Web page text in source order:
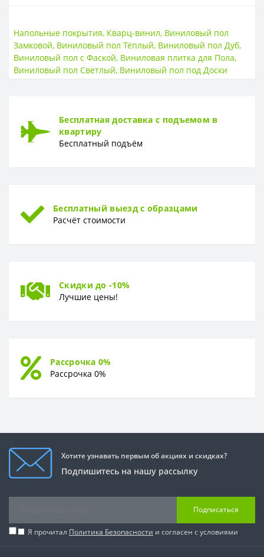
Класс износостойкости 33 класс
ТИП
Тип
ФОРМА
Напольные покрытия, Кварц-винил, Виниловый пол
Замковой, Виниловый пол Тёплый, Виниловый пол Дуб,
Виниловый пол с Фаской, Виниловая плитка для Пола,
Виниловый пол Светлый, Виниловый пол под Доски
Бесплатная доставка с подъемом в
квартиру
Бесплатный подъём
Бесплатный выезд с образцами
Расчёт стоимости
Скидки до -10%
Лучшие цены!
Рассрочка 0%
Рассрочка 0%
Хотите узнавать первым об акциях и скидках?
Подпишитесь на нашу рассылку
Подписаться
Я прочитал Политика Безопасности и согласен с условиями